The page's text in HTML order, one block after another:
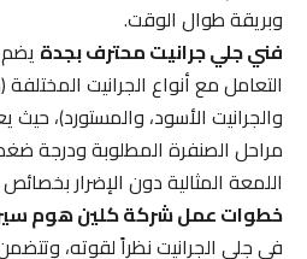
وبريقة طوال الوقت.
فني جلي جرانيت محترف بجدةيضم
التعامل مع أنواع الجرانيت المختلفة
والجرانيت الأسود، والمستورد)، حيث
مراحل الصنفرة المطلوبة ودرجة ضغط
اللمعة المثالية دون الإضرار بخصائص
خطوات عمل شركة كلين هوم
في جلي الجرانيت نظراً لقوته،